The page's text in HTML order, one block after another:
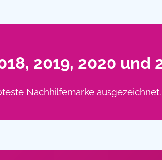
2019, 2020 und
Nachhilfemarke